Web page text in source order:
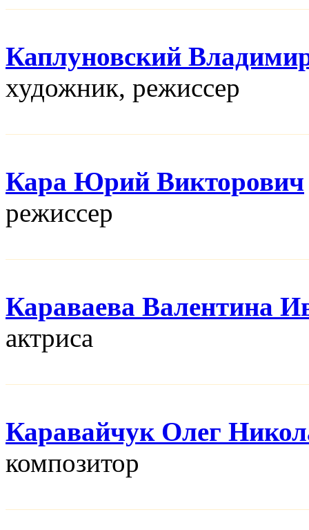
Каплуновский
художник, режисcер
Кара Юрий Викторович
режисcер
Караваева Валентина
актриса
Каравайчук Олег
композитор